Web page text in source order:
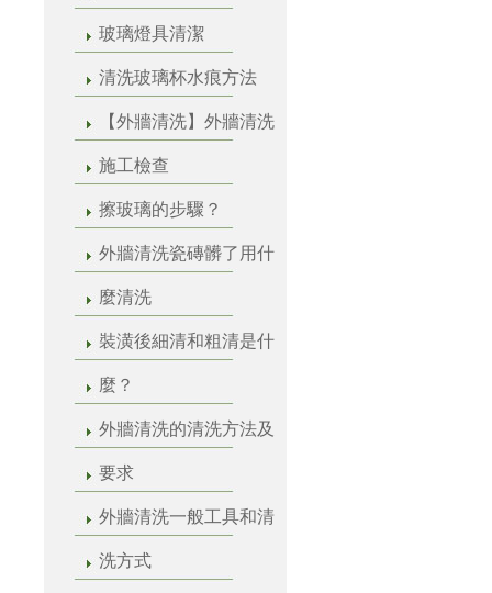
玻璃燈具清潔
清洗玻璃杯水痕方法
【外牆清洗】外牆清洗
施工檢查
擦玻璃的步驟？
外牆清洗瓷磚髒了用什
麼清洗
裝潢後細清和粗清是什
麼？
外牆清洗的清洗方法及
要求
外牆清洗一般工具和清
洗方式